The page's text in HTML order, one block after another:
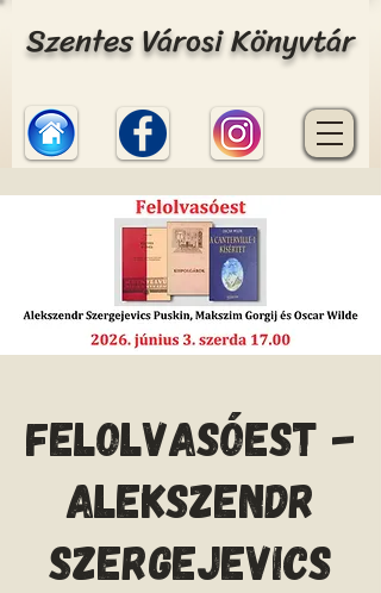
Szentes Városi Könyvtár
Felolvasóest -
Alekszendr
Szergejevics